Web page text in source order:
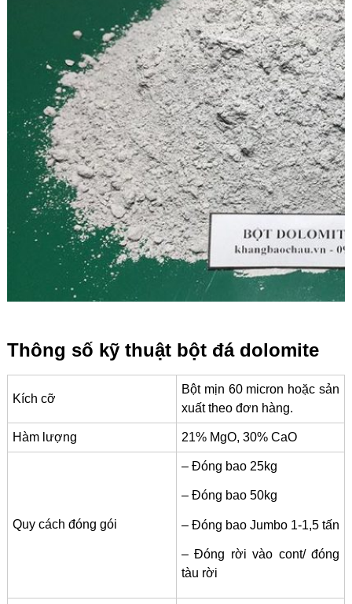
Thông số kỹ thuật bột đá dolomite
Kích cỡ
Bột mịn 60 micron hoặc sản
xuất theo đơn hàng.
Hàm lượng 21% MgO, 30% CaO
Quy cách đóng gói
– Đóng bao 25kg
– Đóng bao 50kg
– Đóng bao Jumbo 1-1,5 tấn
– Đóng rời vào cont/ đóng
tàu rời